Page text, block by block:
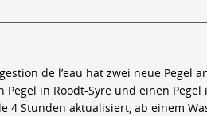
de l’eau hat zwei neue Pegel
Pegel in Roodt-Syre und einen
4 Stunden aktualisiert, ab einem